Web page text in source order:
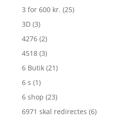
3 for 600 kr. (25)
3D (3)
4276 (2)
4518 (3)
6 Butik (21)
6 s (1)
6 shop (23)
6971 skal redirectes (6)